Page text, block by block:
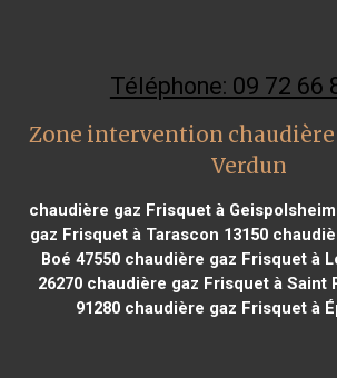
Téléphone: 09 72 66
Zone intervention chaudière
Verdun
chaudière gaz Frisquet à Geispolsheim
gaz Frisquet à Tarascon 13150
Boé 47550 chaudière gaz Frisquet à
26270chaudière gaz Frisquet à Saint
91280 chaudière gaz Frisquet à